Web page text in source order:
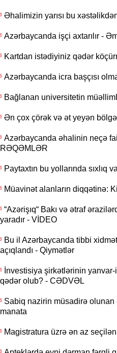
Əhalimizin yarısı bu
Azərbaycanda işçi axtarılır -
Kartdan istədiyiniz qədər
Azərbaycanda icra başçısı
Bağlanan universitetin
Ən çox çörək və ət yeyən
Azərbaycanda əhalinin neçə
RƏQƏMLƏR
Paytaxtın bu yollarında sıxlıq
Müavinət alanların diqqətinə:
“Azərişıq“ Bakı və ətraf
yaradır - VİDEO
Bu il Azərbaycanda tibbi
açıqlandı - Qiymətlər
İnvestisiya şirkətlərinin yanvar-
qədər olub? - CƏDVƏL
Sabiq nazirin müsadirə olunan
manata
Magistratura üzrə ən az